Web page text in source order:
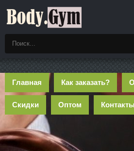
Главная Как заказать?
Скидки Оптом Контакты